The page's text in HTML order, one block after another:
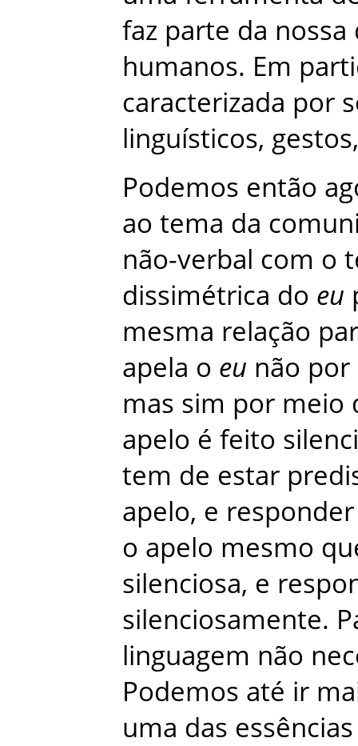
faz parte da nossa
humanos. Em
caracterizada por
linguísticos, gestos,
Podemos então
ao tema da
não-verbal com o
dissimétrica do eu
mesma relação
apela o eu não por
mas sim por meio
apelo é feito
tem de estar
apelo, e responder
o apelo mesmo
silenciosa, e
silenciosamente.
linguagem não
Podemos até ir
uma das essências